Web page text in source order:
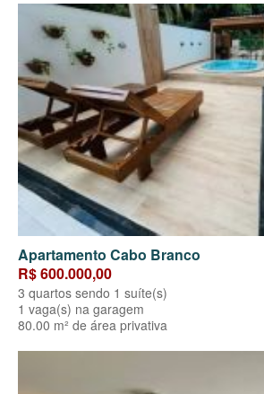
Apartamento Cabo Branco
R$ 600.000,00
3 quartos sendo 1 suíte(s)
1 vaga(s) na garagem
80.00 m² de área privativa